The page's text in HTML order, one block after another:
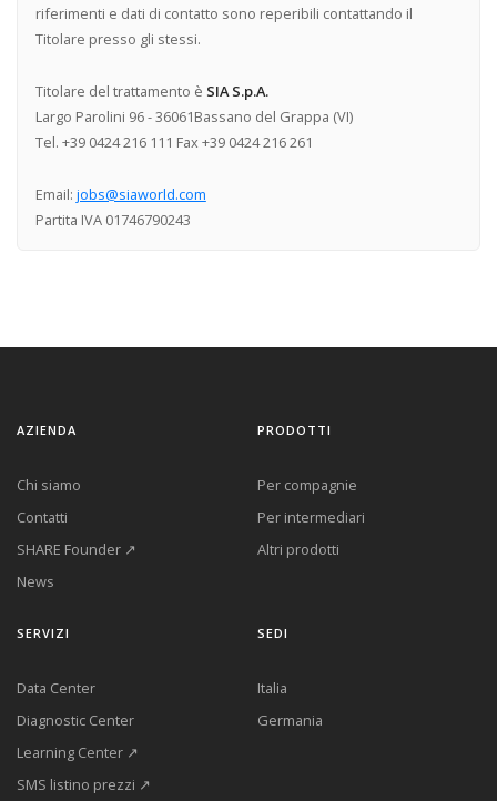
riferimenti e dati di contatto sono reperibili contattando il
Titolare presso gli stessi.
Titolare del trattamento è SIA S.p.A.
Largo Parolini 96 - 36061Bassano del Grappa (VI)
Tel. +39 0424 216 111 Fax +39 0424 216 261
Email: jobs@siaworld.com
Partita IVA 01746790243
AZIENDA
Chi siamo
Contatti
SHARE Founder ↗
News
PRODOTTI
Per compagnie
Per intermediari
Altri prodotti
SERVIZI
Data Center
Diagnostic Center
Learning Center ↗
SMS listino prezzi ↗
SEDI
Italia
Germania